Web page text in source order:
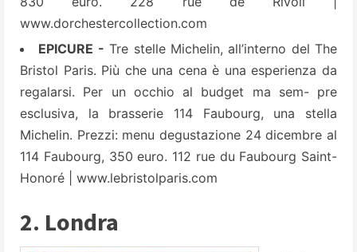
www.dorchestercollection.com
EPICURE - Tre stelle Michelin, all’interno del The
Bristol Paris. Più che una cena è una esperienza da
regalarsi. Per un occhio al budget ma sem- pre
esclusiva, la brasserie 114 Faubourg, una stella
Michelin. Prezzi: menu degustazione 24 dicembre al
114 Faubourg, 350 euro. 112 rue du Faubourg Saint-
Honoré | www.lebristolparis.com
2. Londra